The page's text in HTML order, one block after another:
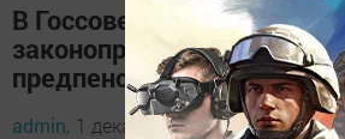
В Госсовет Татарстана
законопроект, которым
предпенсионный возраст
admin, 1 декабря 2018 - 09:01